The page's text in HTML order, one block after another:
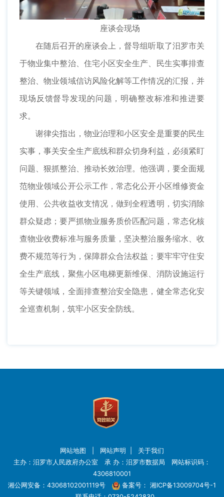
座谈会现场
在随后召开的座谈会上，督导组听取了汨罗市关
于物业集中整治、住宅小区安全生产、民生实事排查
整治、物业领域信访风险化解等工作情况的汇报，并
现场反馈督导发现的问题，明确整改标准和推进要
求。
谢律尖指出，物业治理和小区安全是重要的民生
实事，事关安全生产底线和群众切身利益，必须紧盯
问题、狠抓整治、推动长效治理。他强调，要全面规
范物业领域公开公示工作，常态化公开小区维修资金
使用、公共收益收支情况，做到全程透明，切实消除
群众疑虑；要严抓物业服务质价匹配问题，常态化核
查物业收费标准与服务质量，坚决整治服务缩水、收
费不规范等行为，保障群众合法权益；要牢牢守住安
全生产底线，聚焦小区电梯更新维保、消防设施运行
等关键领域，全面排查整治安全隐患，健全常态化安
全巡查机制，筑牢小区安全防线。
网站地图 网站声明
关于我们
主办：汨罗市人民政府办公室 承 办：汨罗市数据局 网站标识码：
4306810001
湘公网安备：43068102001119号
备案号： 湘ICP备13009704号-1